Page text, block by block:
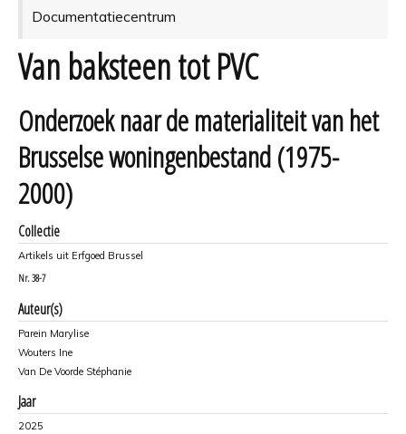
Documentatiecentrum
Van baksteen tot PVC
Onderzoek naar de materialiteit van het
Brusselse woningenbestand (1975-
2000)
Collectie
Artikels uit Erfgoed Brussel
Nr. 38-7
Auteur(s)
Parein Marylise
Wouters Ine
Van De Voorde Stéphanie
Jaar
2025